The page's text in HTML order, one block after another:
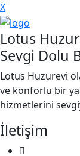
X
Lotus
Sevgi Dolu
Lotus Huzurevi
ve konforlu bir
hizmetlerini
İletişim